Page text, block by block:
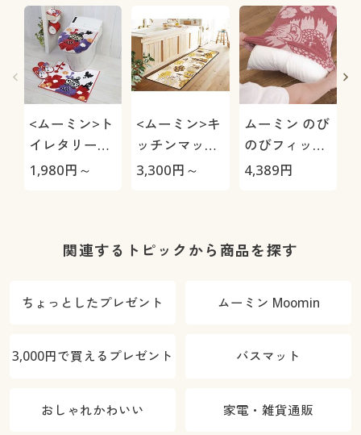
<ムーミン>ト
イレタリーシ
リーズ(ベルホ
1,980円～
<ムーミン>キ
ッチンマット
(アウリンコ)
3,300円～
ムーミン のび
のびフィット
枕カバー(2柄
4,389円
関連するトピックから商品を探す
ちょっとしたプレゼント ムーミン Moomin
3,000円で買えるプレゼント バスマット
おしゃれかわいい 家電・雑貨通販